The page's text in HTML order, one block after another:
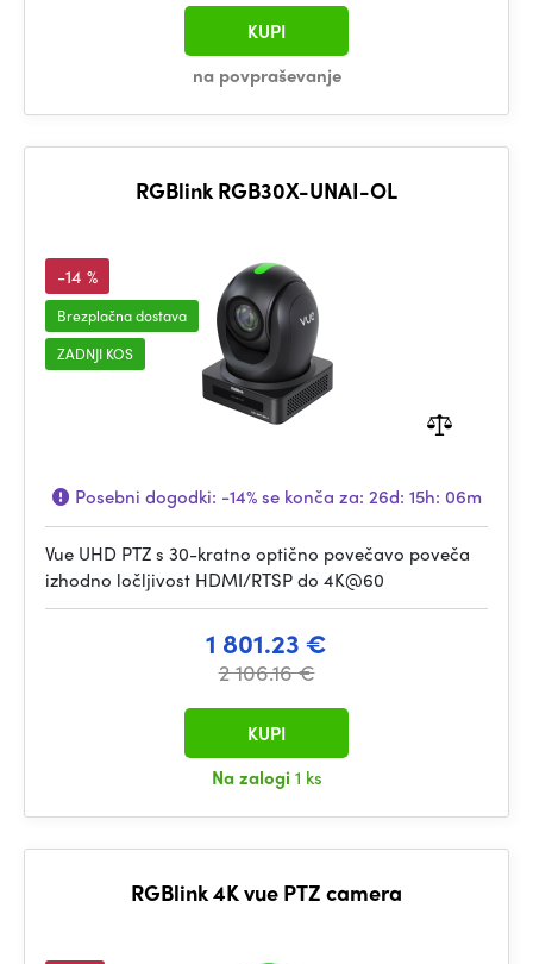
na povpraševanje
KUPI
RGBlink RGB30X-UNAI-OL
-14 %
Brezplačna dostava
ZADNJI KOS
Posebni dogodki: -14%se konča za: 26d: 15h: 06m
Vue UHD PTZ s 30-kratno optično povečavo poveča
izhodno ločljivost HDMI/RTSP do 4K@60
1 801.23 €
2 106.16 €
Na zalogi 1 ks
KUPI
RGBlink 4K vue PTZ camera